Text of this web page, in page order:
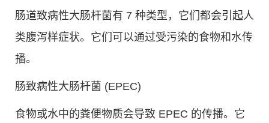
肠道致病性大肠杆菌有 7 种类型，它们都会引起人
类腹泻样症状。它们可以通过受污染的食物和水传
播。
肠致病性大肠杆菌 (EPEC)
食物或水中的粪便物质会导致 EPEC 的传播。它